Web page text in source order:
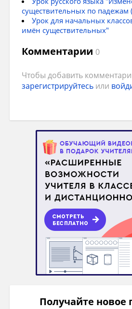
В.п. – кого? что?
Т.п. – кем? чем?
П.п. – о ком? о чём?
существительных по падежам
Урок для начальных
имён существительных"
Комментарии 0
Чтобы добавить
зарегистрируйтесь или
Получайте